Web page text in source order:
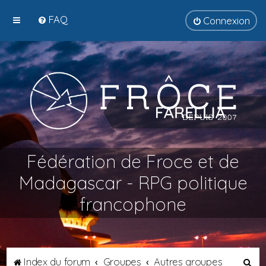
FAQ Connexion
Fédération de Froce et de
Madagascar - RPG politique
francophone
Index du forum Groupes Autres groupes